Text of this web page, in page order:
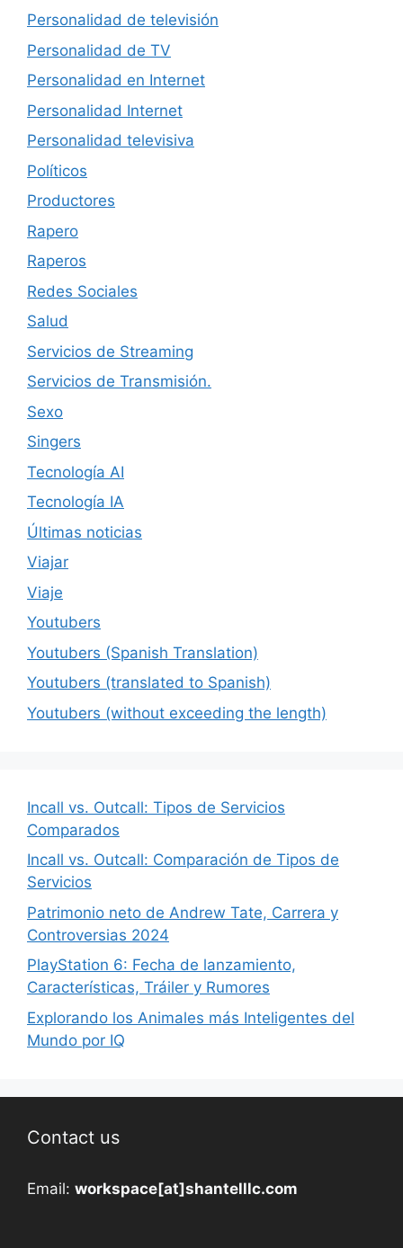
Personalidad de televisión
Personalidad de TV
Personalidad en Internet
Personalidad Internet
Personalidad televisiva
Políticos
Productores
Rapero
Raperos
Redes Sociales
Salud
Servicios de Streaming
Servicios de Transmisión.
Sexo
Singers
Tecnología AI
Tecnología IA
Últimas noticias
Viajar
Viaje
Youtubers
Youtubers (Spanish Translation)
Youtubers (translated to Spanish)
Youtubers (without exceeding the length)
Incall vs. Outcall: Tipos de Servicios
Comparados
Incall vs. Outcall: Comparación de Tipos de
Servicios
Patrimonio neto de Andrew Tate, Carrera y
Controversias 2024
PlayStation 6: Fecha de lanzamiento,
Características, Tráiler y Rumores
Explorando los Animales más Inteligentes del
Mundo por IQ
Contact us
Email: workspace[at]shantelllc.com